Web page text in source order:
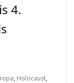
4.
, Holocaust,